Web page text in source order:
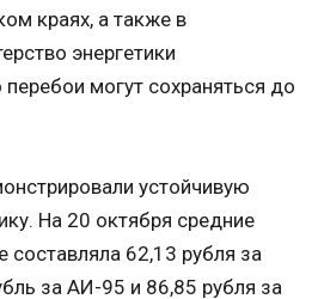
краях, а также в
энергетики
могут сохраняться до
устойчивую
На 20 октября средние
составляла 62,13 рубля за
за АИ-95 и 86,85 рубля за